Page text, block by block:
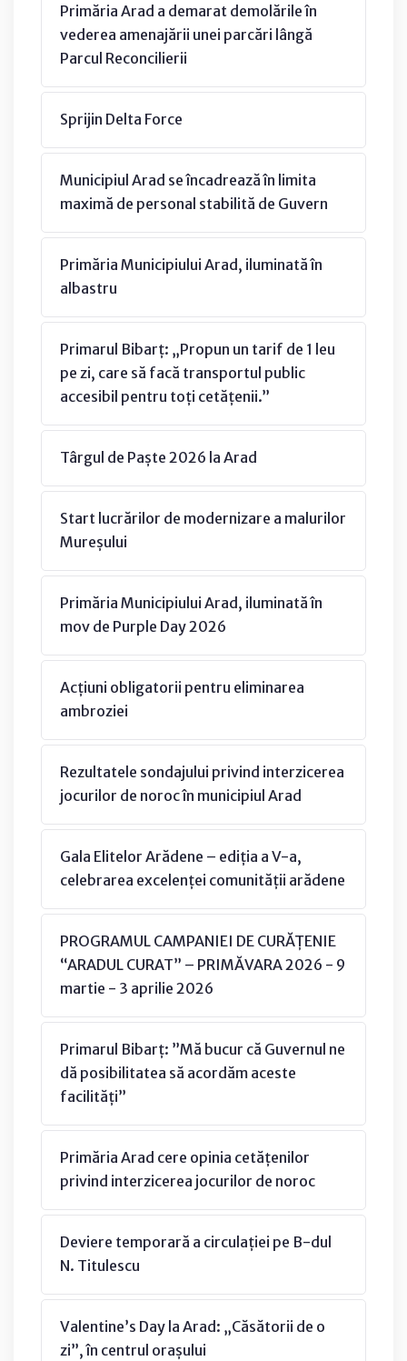
Primăria Arad a demarat demolările în
vederea amenajării unei parcări lângă
Parcul Reconcilierii
Sprijin Delta Force
Municipiul Arad se încadrează în limita
maximă de personal stabilită de Guvern
Primăria Municipiului Arad, iluminată în
albastru
Primarul Bibarț: „Propun un tarif de 1 leu
pe zi, care să facă transportul public
accesibil pentru toți cetățenii.”
Târgul de Paște 2026 la Arad
Start lucrărilor de modernizare a malurilor
Mureșului
Primăria Municipiului Arad, iluminată în
mov de Purple Day 2026
Acțiuni obligatorii pentru eliminarea
ambroziei
Rezultatele sondajului privind interzicerea
jocurilor de noroc în municipiul Arad
Gala Elitelor Arădene – ediția a V-a,
celebrarea excelenței comunității arădene
PROGRAMUL CAMPANIEI DE CURĂȚENIE
“ARADUL CURAT” – PRIMĂVARA 2026 - 9
martie - 3 aprilie 2026
Primarul Bibarț: ”Mă bucur că Guvernul ne
dă posibilitatea să acordăm aceste
facilități”
Primăria Arad cere opinia cetățenilor
privind interzicerea jocurilor de noroc
Deviere temporară a circulației pe B-dul
N. Titulescu
Valentine’s Day la Arad: „Căsătorii de o
zi”, în centrul orașului